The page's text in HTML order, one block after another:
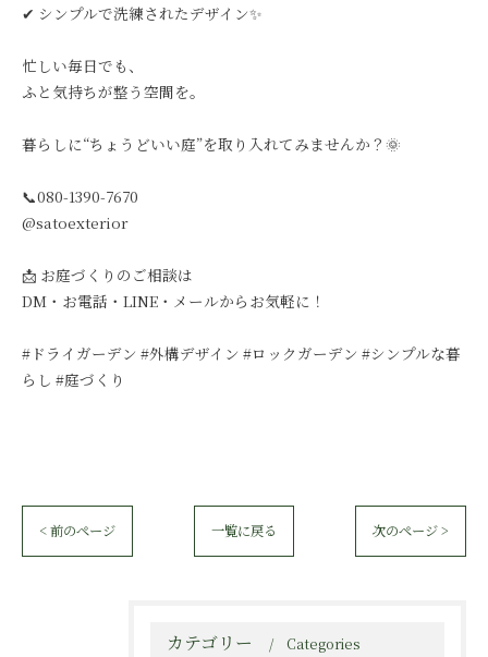
✔ シンプルで洗練されたデザイン✨
忙しい毎日でも、
ふと気持ちが整う空間を。
暮らしに“ちょうどいい庭”を取り入れてみませんか？🌞
📞080-1390-7670
@satoexterior
📩 お庭づくりのご相談は
DM・お電話・LINE・メールからお気軽に！
#ドライガーデン #外構デザイン #ロックガーデン #シンプルな暮
らし #庭づくり
< 前のページ 一覧に戻る 次のページ >
カテゴリー Categories